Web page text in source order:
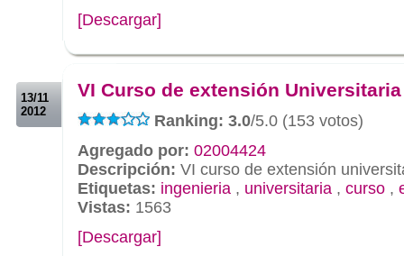
[Descargar]
13/11
2012
VI Curso de extensión Universitaria
Ranking: 3.0/5.0 (153 votos)
Agregado por: 02004424
Descripción: VI curso de extensión
Etiquetas: ingenieria , universitaria , curso ,
Vistas: 1563
[Descargar]